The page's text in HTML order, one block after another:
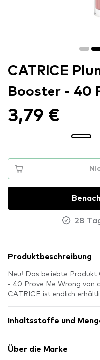
CATRICE
Booster - 40
3,79 €
28
Produktbeschreibung
Neu! Das beliebte
- 40 Prove Me Wrong von
CATRICE ist endlich
Inhaltsstoffe und
Über die Marke